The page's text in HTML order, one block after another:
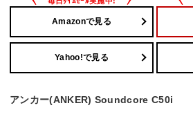
Amazonで見る
Yahoo!で見る
アンカー(ANKER) Soundcore C50i